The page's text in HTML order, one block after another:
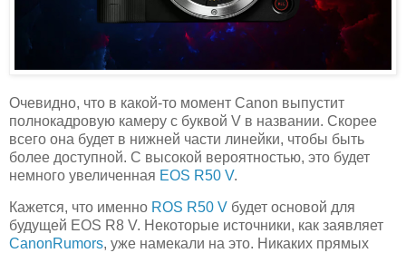
Очевидно, что в какой-то момент Canon выпустит
полнокадровую камеру с буквой V в названии. Скорее
всего она будет в нижней части линейки, чтобы быть
более доступной. С высокой вероятностью, это будет
немного увеличенная EOS R50 V.
Кажется, что именно ROS R50 V будет основой для
будущей EOS R8 V. Некоторые источники, как заявляет
CanonRumors, уже намекали на это. Никаких прямых